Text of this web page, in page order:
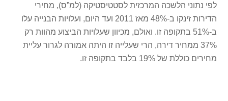
לפי נתוני הלשכה המרכזית לסטטיסטיקה (למ”ס), מחירי
הדירות זינקו ב-48% מאז 2011 ועד היום, ועלויות הבנייה עלו
ב-51% בתקופה זו. ואולם, מכיוון שעלויות הביצוע מהוות רק
37% ממחיר דירה, הרי שעלייה זו היתה אמורה לגרור עליית
מחירים כוללת של 19% בלבד בתקופה זו.